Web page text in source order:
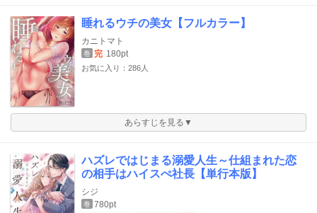
睡れるウチの美女【フルカラー】
カニトマト
巻 完 180pt
お気に入り：286人
あらすじを見る▼
ハズレではじまる溺愛人生～仕組まれた恋
の相手はハイスぺ社長【単行本版】
シジ
巻 780pt